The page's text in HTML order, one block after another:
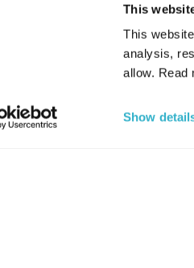
This
This
analysis,
allow.
Show